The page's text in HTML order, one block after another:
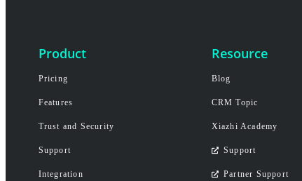
Product
Pricing
Features
Trust and Security
Support
Integration
Resource
Blog
CRM Topic
Xiazhi Academy
Support
Partner Support